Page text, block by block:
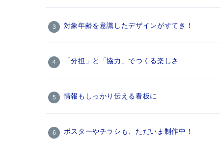
対象年齢を意識したデザインがすてき！
「分担」と「協力」でつくる楽しさ
情報もしっかり伝える看板に
ポスターやチラシも、ただいま制作中！